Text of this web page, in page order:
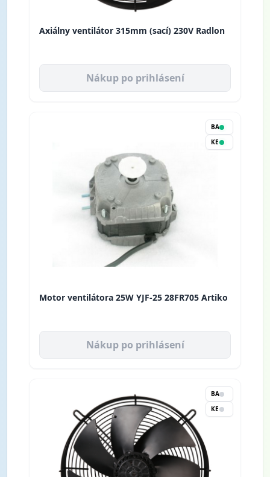
Axiálny ventilátor 315mm (sací) 230V Radlon
Nákup po prihlásení
BA
KE
Motor ventilátora 25W YJF-25 28FR705 Artiko
Nákup po prihlásení
BA
KE